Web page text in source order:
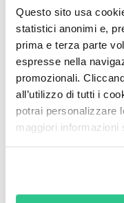
Questo sito usa
statistici anonimi e,
prima e terza parte
espresse nella
promozionali.
all’utilizzo di tutti i
potrai personalizzare
maggiori informazioni
arricchito per
di gestire dallo
smartphone come
Il restyling ha
superfici.
Quest’ultime si
maggior contatto e
Quali